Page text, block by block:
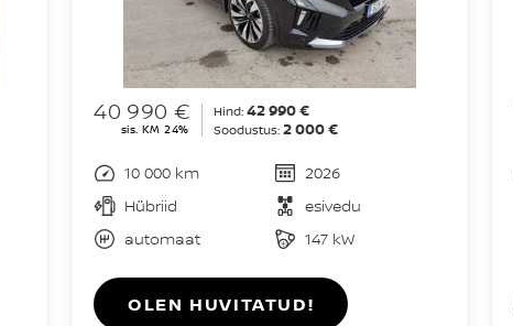
40 990 €
sis. KM 24%
Hind: 42 990 €
Soodustus: 2 000 €
10 000 km
2026
Hübriid
esivedu
automaat
147 kW
OLEN HUVITATUD!